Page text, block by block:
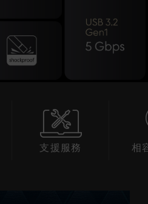
支援服務 相